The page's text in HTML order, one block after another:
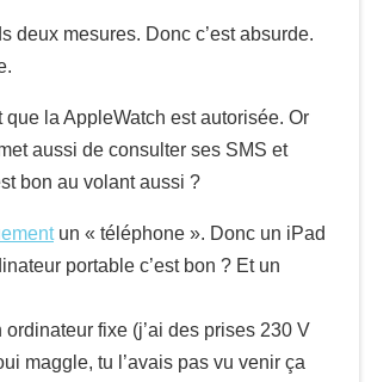
deux mesures. Donc c’est absurde.
que la AppleWatch est autorisée. Or
aussi de consulter ses SMS et
bon au volant aussi ?
un « téléphone ». Donc un iPad
portable c’est bon ? Et un
fixe (j’ai des prises 230 V
maggle, tu l’avais pas vu venir ça